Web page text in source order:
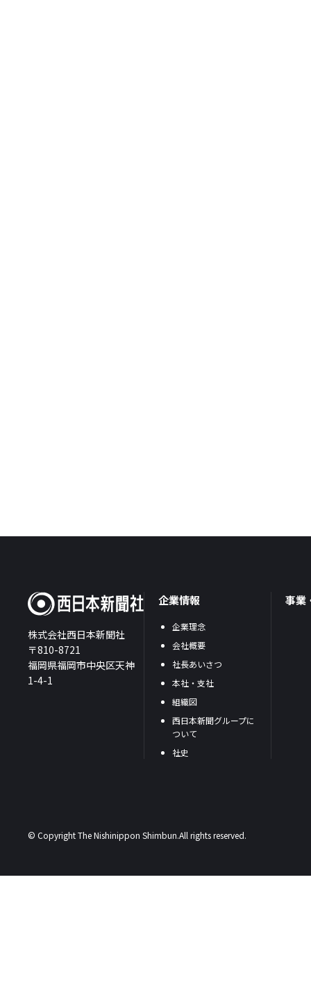
株式会社西日本新聞社
〒810-8721
福岡県福岡市中央区天神
1-4-1
企業情報
企業理念
会社概要
社長あいさつ
本社・支社
組織図
西日本新聞グループに
ついて
社史
事業
© Copyright The Nishinippon Shimbun.All rights reserved.